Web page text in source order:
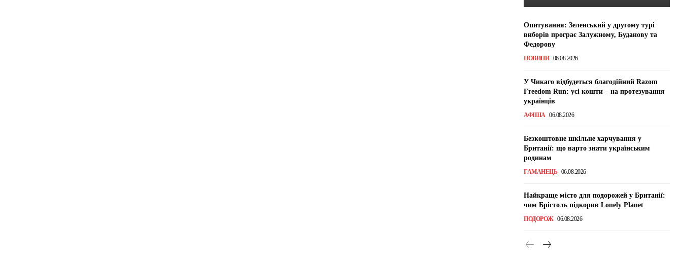
Опитування: Зеленський у другому турі
виборів програє Залужному, Буданову та
Федорову
НОВИНИ 06.08.2026
У Чикаго відбудеться благодійний Razom
Freedom Run: усі кошти – на протезування
українців
АФІША 06.08.2026
Безкоштовне шкільне харчування у
Британії: що варто знати українським
родинам
ГАМАНЕЦЬ 06.08.2026
Найкраще місто для подорожей у Британії:
чим Брістоль підкорив Lonely Planet
ПОДОРОЖ 06.08.2026